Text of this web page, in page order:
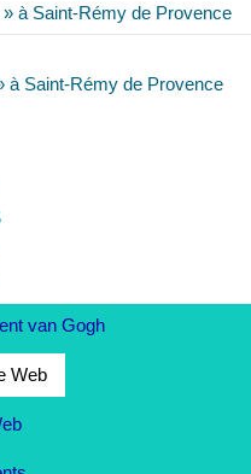
à Saint-Rémy de Provence
à Saint-Rémy de Provence
van Gogh
Web